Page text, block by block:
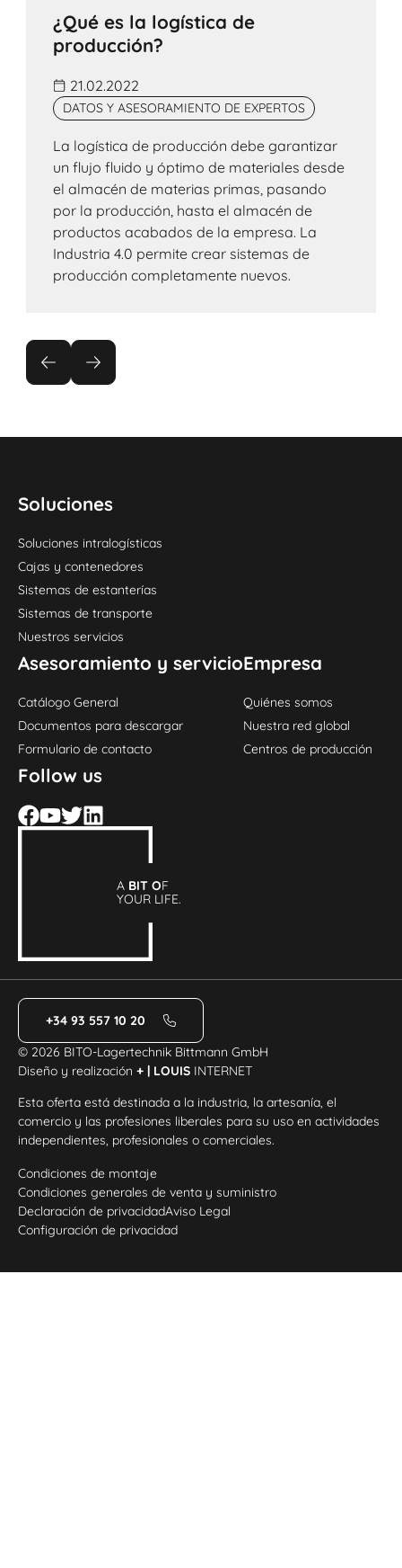
¿Qué es la logística de
producción?
21.02.2022
DATOS Y ASESORAMIENTO DE EXPERTOS
La logística de producción debe garantizar
un flujo fluido y óptimo de materiales desde
el almacén de materias primas, pasando
por la producción, hasta el almacén de
productos acabados de la empresa. La
Industria 4.0 permite crear sistemas de
producción completamente nuevos.
Soluciones
Soluciones intralogísticas
Cajas y contenedores
Sistemas de estanterías
Sistemas de transporte
Nuestros servicios
Asesoramiento y servicio
Catálogo General
Documentos para descargar
Formulario de contacto
Empresa
Quiénes somos
Nuestra red global
Centros de producción
Follow us
A BIT OF
YOUR LIFE.
+34 93 557 10 20
© 2026 BITO-Lagertechnik Bittmann GmbH
Diseño y realización+ | LOUIS INTERNET
Esta oferta está destinada a la industria, la artesanía, el
comercio y las profesiones liberales para su uso en actividades
independientes, profesionales o comerciales.
Condiciones de montaje
Condiciones generales de venta y suministro
Declaración de privacidadAviso Legal
Configuración de privacidad